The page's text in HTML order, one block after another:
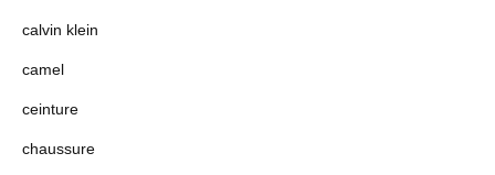
calvin klein
camel
ceinture
chaussure